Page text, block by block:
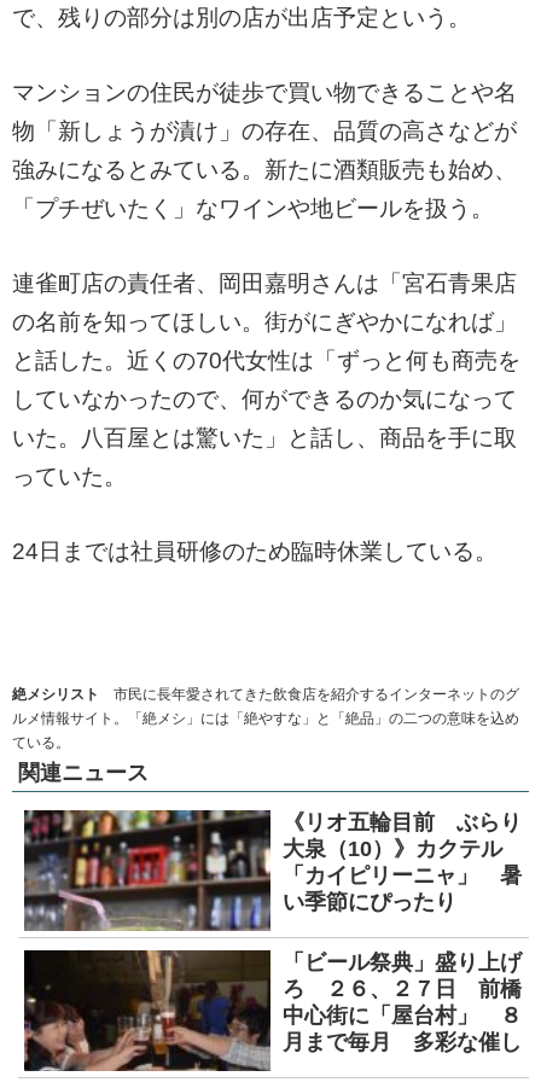
で、残りの部分は別の店が出店予定という。
マンションの住民が徒歩で買い物できることや名
物「新しょうが漬け」の存在、品質の高さなどが
強みになるとみている。新たに酒類販売も始め、
「プチぜいたく」なワインや地ビールを扱う。
連雀町店の責任者、岡田嘉明さんは「宮石青果店
の名前を知ってほしい。街がにぎやかになれば」
と話した。近くの70代女性は「ずっと何も商売を
していなかったので、何ができるのか気になって
いた。八百屋とは驚いた」と話し、商品を手に取
っていた。
24日までは社員研修のため臨時休業している。
絶メシリスト 市民に長年愛されてきた飲食店を紹介するインターネットのグ
ルメ情報サイト。「絶メシ」には「絶やすな」と「絶品」の二つの意味を込め
ている。
関連ニュース
《リオ五輪目前 ぶらり
大泉（10）》カクテル
「カイピリーニャ」 暑
い季節にぴったり
「ビール祭典」盛り上げ
ろ ２６、２７日 前橋
中心街に「屋台村」 ８
月まで毎月 多彩な催し